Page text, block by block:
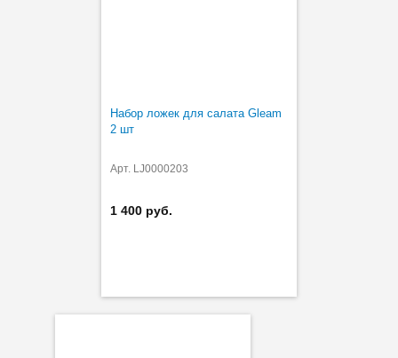
Набор ложек для салата Gleam
2 шт
Арт. LJ0000203
1 400 руб.